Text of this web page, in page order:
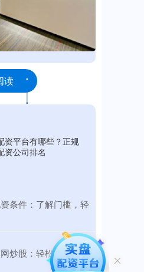
读
资平台有哪些？正规
资公司排名
条件：了解门槛，轻
炒股：轻松撬动财富